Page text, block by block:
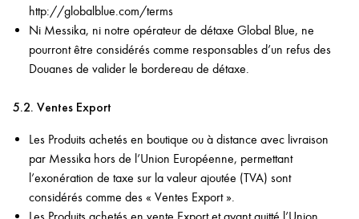
http://globalblue.com/terms
Ni Messika, ni notre opérateur de détaxe Global Blue, ne
pourront être considérés comme responsables d’un refus des
Douanes de valider le bordereau de détaxe.
5.2. Ventes Export
Les Produits achetés en boutique ou à distance avec livraison
par Messika hors de l’Union Européenne, permettant
l’exonération de taxe sur la valeur ajoutée (TVA) sont
considérés comme des « Ventes Export ».